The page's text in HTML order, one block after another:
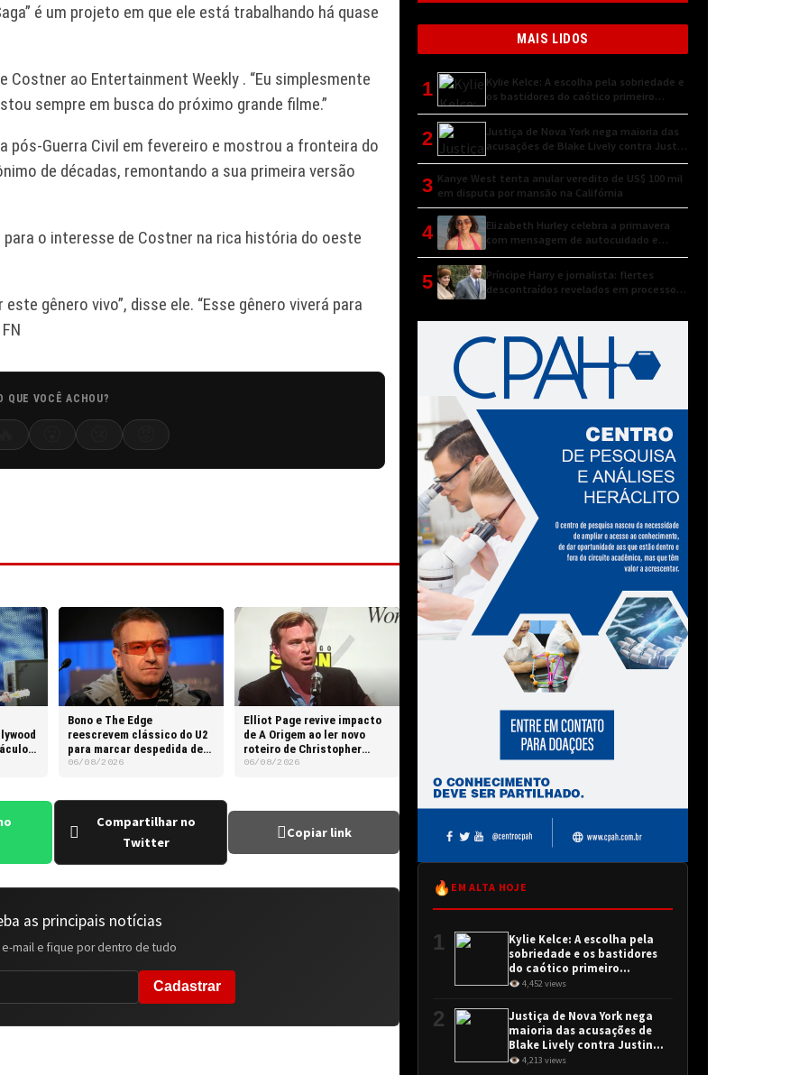
é um projeto em que ele está trabalhando há quase
Costner ao Entertainment Weekly . “Eu simplesmente
sempre em busca do próximo grande filme.”
pós-Guerra Civil em fevereiro e mostrou a fronteira do
de décadas, remontando a sua primeira versão
o interesse de Costner na rica história do oeste
gênero vivo”, disse ele. “Esse gênero viverá para
QUE VOCÊ ACHOU?
Bono e The Edge
reescrevem clássico do U2
para marcar despedida de
Glen Hansard
06/08/2026
Elliot Page revive impacto
de A Origem ao ler novo
roteiro de Christopher
Nolan
06/08/2026
Compartilhar no
Twitter
Copiar link
as principais notícias
e-mail e fique por dentro de tudo
Cadastrar
MAIS LIDOS
1
Kylie Kelce: A escolha pela sobriedade e
os bastidores do caótico primeiro
encontro
2
Justiça de Nova York nega maioria das
acusações de Blake Lively contra Justin
Baldoni
3 Kanye West tenta anular veredito de US$ 100 mil
em disputa por mansão na Califórnia
4
Elizabeth Hurley celebra a primavera
com mensagem de autocuidado e
conexão natural
5
Príncipe Harry e jornalista: flertes
descontraídos revelados em processo
🔥 EM ALTA HOJE
1
Kylie Kelce: A escolha pela
sobriedade e os bastidores
do caótico primeiro
encontro
👁 4,452 views
2
Justiça de Nova York nega
maioria das acusações de
Blake Lively contra Justin
Baldoni
👁 4,213 views